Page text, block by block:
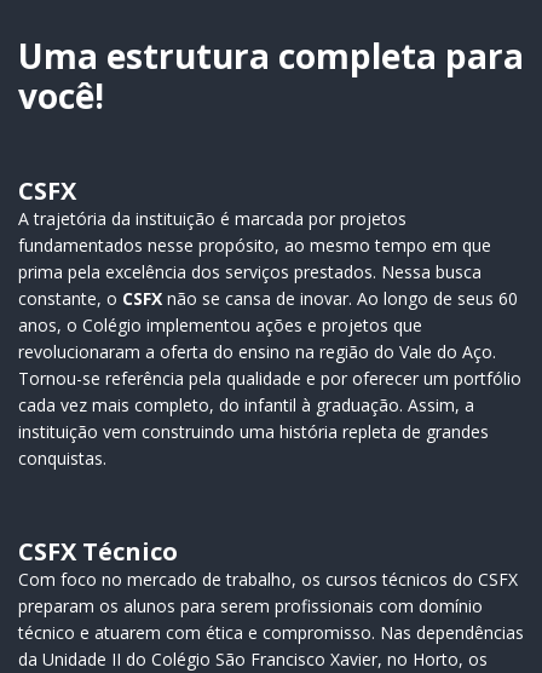
transformação
de…
Uma estrutura completa para
você!
CSFX
A trajetória da instituição é marcada por projetos
fundamentados nesse propósito, ao mesmo tempo em que
prima pela excelência dos serviços prestados. Nessa busca
constante, o CSFX não se cansa de inovar. Ao longo de seus 60
anos, o Colégio implementou ações e projetos que
revolucionaram a oferta do ensino na região do Vale do Aço.
Tornou-se referência pela qualidade e por oferecer um portfólio
cada vez mais completo, do infantil à graduação. Assim, a
instituição vem construindo uma história repleta de grandes
conquistas.
CSFX Técnico
Com foco no mercado de trabalho, os cursos técnicos do CSFX
preparam os alunos para serem profissionais com domínio
técnico e atuarem com ética e compromisso. Nas dependências
da Unidade II do Colégio São Francisco Xavier, no Horto, os